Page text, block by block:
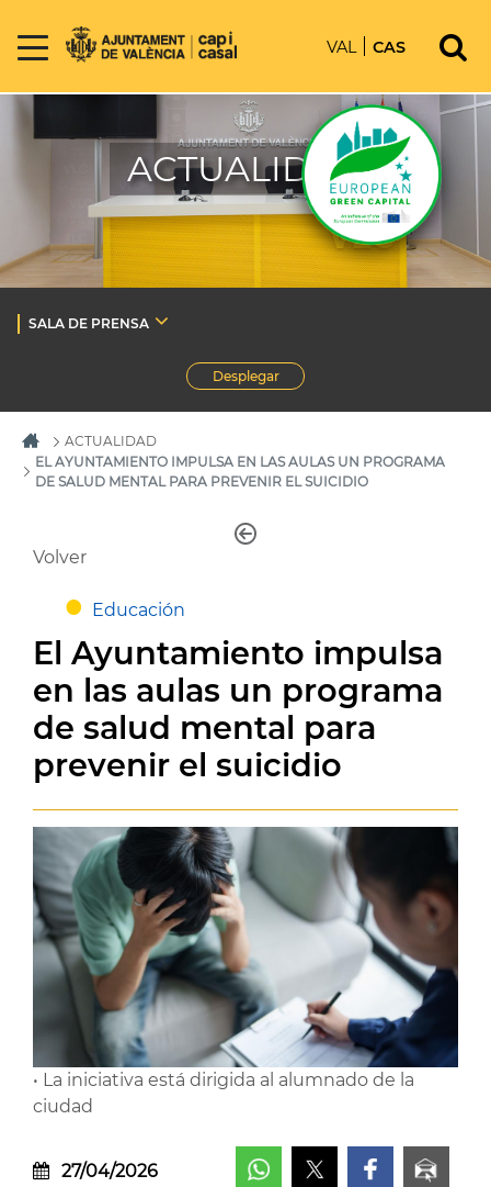
VAL CAS
ACTUALIDAD
SALA DE PRENSA
Desplegar
ACTUALIDAD
EL AYUNTAMIENTO IMPULSA EN LAS AULAS UN PROGRAMA
DE SALUD MENTAL PARA PREVENIR EL SUICIDIO
Volver
Educación
El Ayuntamiento impulsa
en las aulas un programa
de salud mental para
prevenir el suicidio
• La iniciativa está dirigida al alumnado de la
ciudad
27/04/2026